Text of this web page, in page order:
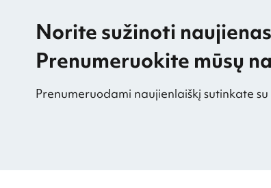
Norite sužinoti
Prenumeruokite mūsų
Prenumeruodami naujienlaiškį sutinkate